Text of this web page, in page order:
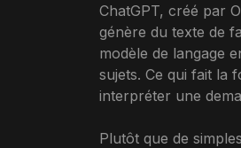
ChatGPT, créé par
génère du texte de
modèle de langage
sujets. Ce qui fait la
interpréter une
Plutôt que de